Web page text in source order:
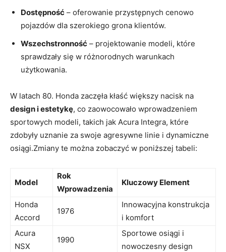
Dostępność – oferowanie przystępnych ​cenowo
pojazdów ⁤dla szerokiego grona ‌klientów.
Wszechstronność – projektowanie ‌modeli, które
sprawdzały się w różnorodnych warunkach
użytkowania.
W latach 80. Honda zaczęła kłaść większy nacisk ⁢na
design i estetykę, ‌co zaowocowało wprowadzeniem
sportowych modeli, takich jak Acura Integra,⁤ które
zdobyły uznanie za swoje​ agresywne​ linie i ⁢dynamiczne
osiągi.Zmiany te można zobaczyć w poniższej‌ tabeli:
Model
Rok
Wprowadzenia
Kluczowy Element
Honda
Accord
1976
Innowacyjna konstrukcja‍
i komfort
Acura
NSX
1990
Sportowe⁣ osiągi i
nowoczesny design